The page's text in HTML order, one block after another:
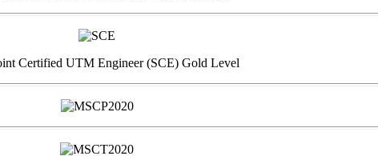
Certified UTM Engineer (SCE) Gold Level